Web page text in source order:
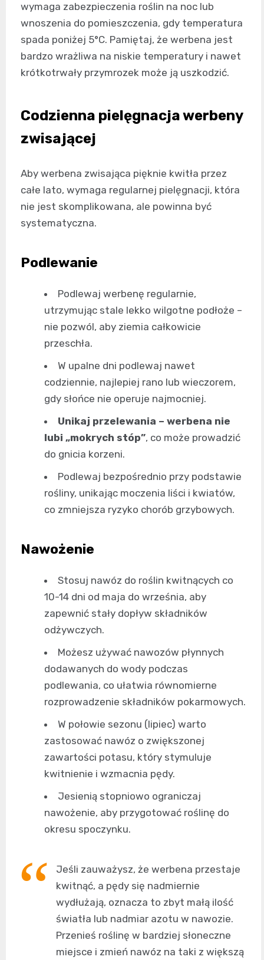
wymaga zabezpieczenia roślin na noc lub
wnoszenia do pomieszczenia, gdy temperatura
spada poniżej 5°C. Pamiętaj, że werbena jest
bardzo wrażliwa na niskie temperatury i nawet
krótkotrwały przymrozek może ją uszkodzić.
Codzienna pielęgnacja werbeny
zwisającej
Aby werbena zwisająca pięknie kwitła przez
całe lato, wymaga regularnej pielęgnacji, która
nie jest skomplikowana, ale powinna być
systematyczna.
Podlewanie
Podlewaj werbenę regularnie,
utrzymując stale lekko wilgotne podłoże –
nie pozwól, aby ziemia całkowicie
przeschła.
W upalne dni podlewaj nawet
codziennie, najlepiej rano lub wieczorem,
gdy słońce nie operuje najmocniej.
Unikaj przelewania – werbena nie
lubi „mokrych stóp”, co może prowadzić
do gnicia korzeni.
Podlewaj bezpośrednio przy podstawie
rośliny, unikając moczenia liści i kwiatów,
co zmniejsza ryzyko chorób grzybowych.
Nawożenie
Stosuj nawóz do roślin kwitnących co
10-14 dni od maja do września, aby
zapewnić stały dopływ składników
odżywczych.
Możesz używać nawozów płynnych
dodawanych do wody podczas
podlewania, co ułatwia równomierne
rozprowadzenie składników pokarmowych.
W połowie sezonu (lipiec) warto
zastosować nawóz o zwiększonej
zawartości potasu, który stymuluje
kwitnienie i wzmacnia pędy.
Jesienią stopniowo ograniczaj
nawożenie, aby przygotować roślinę do
okresu spoczynku.
Jeśli zauważysz, że werbena przestaje
kwitnąć, a pędy się nadmiernie
wydłużają, oznacza to zbyt małą ilość
światła lub nadmiar azotu w nawozie.
Przenieś roślinę w bardziej słoneczne
miejsce i zmień nawóz na taki z większą